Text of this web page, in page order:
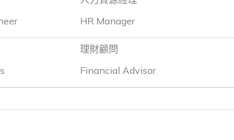
HR Manager
理財顧問
Financial Advisor